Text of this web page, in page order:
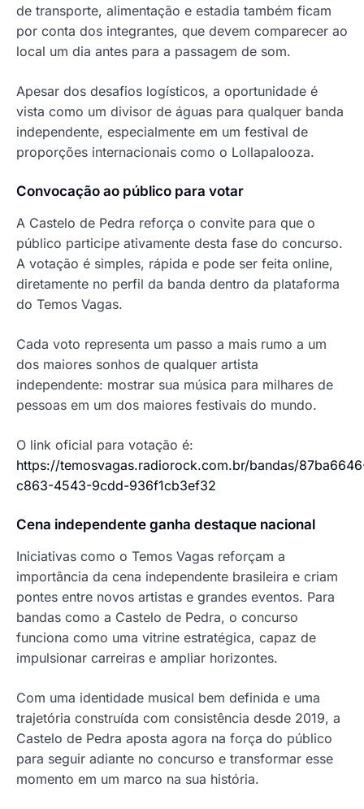
de transporte, alimentação e estadia também ficam
por conta dos integrantes, que devem comparecer ao
local um dia antes para a passagem de som.
Apesar dos desafios logísticos, a oportunidade é
vista como um divisor de águas para qualquer banda
independente, especialmente em um festival de
proporções internacionais como o Lollapalooza.
Convocação ao público para votar
A Castelo de Pedra reforça o convite para que o
público participe ativamente desta fase do concurso.
A votação é simples, rápida e pode ser feita online,
diretamente no perfil da banda dentro da plataforma
do Temos Vagas.
Cada voto representa um passo a mais rumo a um
dos maiores sonhos de qualquer artista
independente: mostrar sua música para milhares de
pessoas em um dos maiores festivais do mundo.
O link oficial para votação é:
https://temosvagas.radiorock.com.br/bandas/
c863-4543-9cdd-936f1cb3ef32
Cena independente ganha destaque nacional
Iniciativas como o Temos Vagas reforçam a
importância da cena independente brasileira e criam
pontes entre novos artistas e grandes eventos. Para
bandas como a Castelo de Pedra, o concurso
funciona como uma vitrine estratégica, capaz de
impulsionar carreiras e ampliar horizontes.
Com uma identidade musical bem definida e uma
trajetória construída com consistência desde 2019, a
Castelo de Pedra aposta agora na força do público
para seguir adiante no concurso e transformar esse
momento em um marco na sua história.